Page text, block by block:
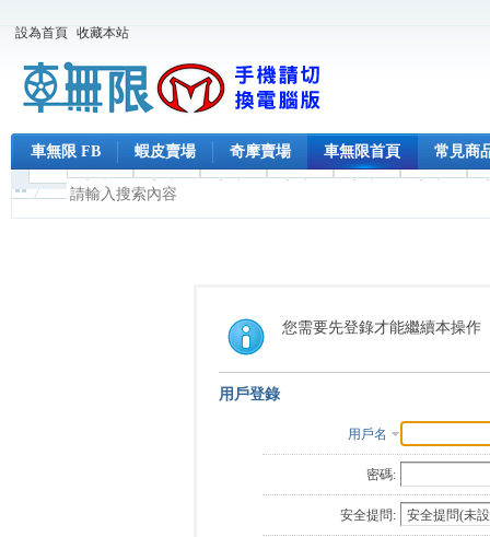
設為首頁 收藏本站
車無限 FB 蝦皮賣場 奇摩賣場 車無限首頁 常見商
您需要先登錄才能繼續本操作
用戶登錄
用戶名
密碼:
安全提問: